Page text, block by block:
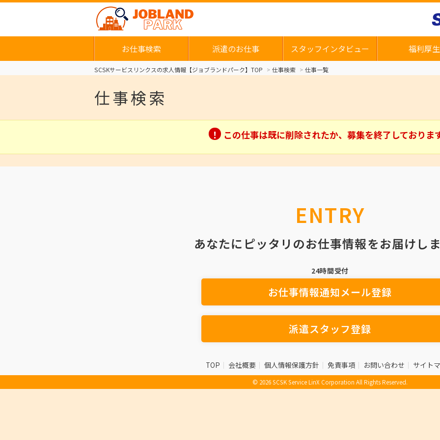
お仕事検索 派遣のお仕事 スタッフインタビュー 福利厚生
SCSKサービスリンクスの求人情報【ジョブランドパーク】TOP 仕事検索 仕事一覧
仕事検索
この仕事は既に削除されたか、募集を終了しております
ENTRY
あなたにピッタリのお仕事情報をお届けし
24時間受付
お仕事情報通知メール登録
派遣スタッフ登録
TOP 会社概要 個人情報保護方針 免責事項 お問い合わせ サイト
© 2026 SCSK Service LinX Corporation All Rights Reserved.